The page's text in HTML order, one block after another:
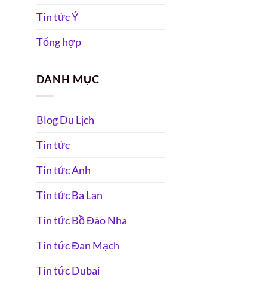
Tin tức Ý
Tổng hợp
DANH MỤC
Blog Du Lịch
Tin tức
Tin tức Anh
Tin tức Ba Lan
Tin tức Bồ Đào Nha
Tin tức Đan Mạch
Tin tức Dubai